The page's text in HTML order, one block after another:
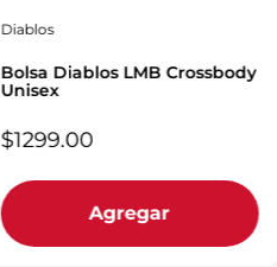
Diablos
Bolsa Diablos LMB Crossbody
Unisex
$1299.00
Agregar